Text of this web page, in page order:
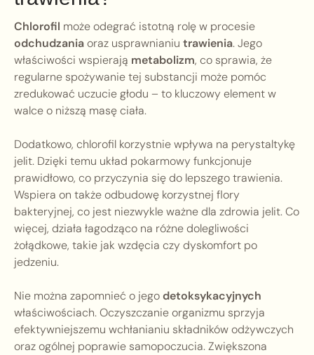
Chlorofil może odegrać istotną rolę w procesie
odchudzaniaoraz usprawnianiu trawienia. Jego
właściwości wspierają metabolizm, co sprawia, że
regularne spożywanie tej substancji może pomóc
zredukować uczucie głodu – to kluczowy element w
walce o niższą masę ciała.
Dodatkowo, chlorofil korzystnie wpływa na perystaltykę
jelit. Dzięki temu układ pokarmowy funkcjonuje
prawidłowo, co przyczynia się do lepszego trawienia.
Wspiera on także odbudowę korzystnej flory
bakteryjnej, co jest niezwykle ważne dla zdrowia jelit. Co
więcej, działa łagodząco na różne dolegliwości
żołądkowe, takie jak wzdęcia czy dyskomfort po
jedzeniu.
Nie można zapomnieć o jegodetoksykacyjnych
właściwościach. Oczyszczanie organizmu sprzyja
efektywniejszemu wchłanianiu składników odżywczych
oraz ogólnej poprawie samopoczucia. Zwiększona